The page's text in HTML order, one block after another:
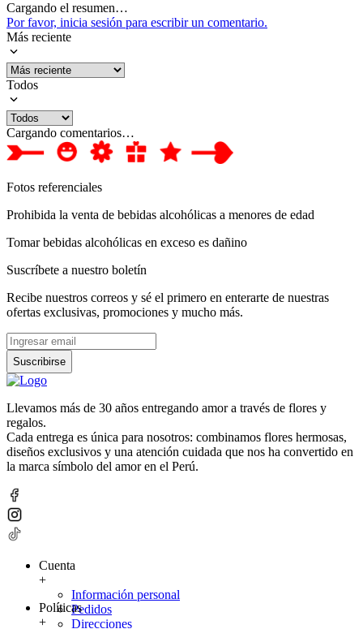
Cargando el resumen…
Por favor, inicia sesión para escribir un comentario.
Más reciente
Todos
Cargando comentarios…
Fotos referenciales
Prohibida la venta de bebidas alcohólicas a menores de edad
Tomar bebidas alcohólicas en exceso es dañino
Suscríbete a nuestro boletín
Recibe nuestros correos y sé el primero en enterarte de nuestras
ofertas exclusivas, promociones y mucho más.
Suscribirse
Llevamos más de 30 años entregando amor a través de flores y
regalos.
Cada entrega es única para nosotros: combinamos flores hermosas,
diseños exclusivos y una atención cuidada que nos ha convertido en
la marca símbolo del amor en el Perú.
Cuenta
+
Información personal
Pedidos
Direcciones
Políticas
+